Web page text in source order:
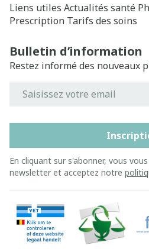
Liens utiles Actualités santé
Prescription Tarifs des soins
Bulletin d’information
Restez informé des nouveaux
En cliquant sur s'abonner, vous
newsletter et acceptez notre